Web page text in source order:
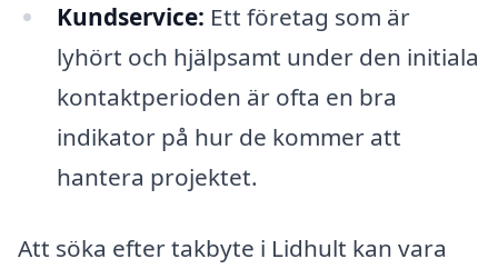
Kundservice: Ett företag som är
lyhört och hjälpsamt under den initiala
kontaktperioden är ofta en bra
indikator på hur de kommer att
hantera projektet.
Att söka efter takbyte i Lidhult kan vara